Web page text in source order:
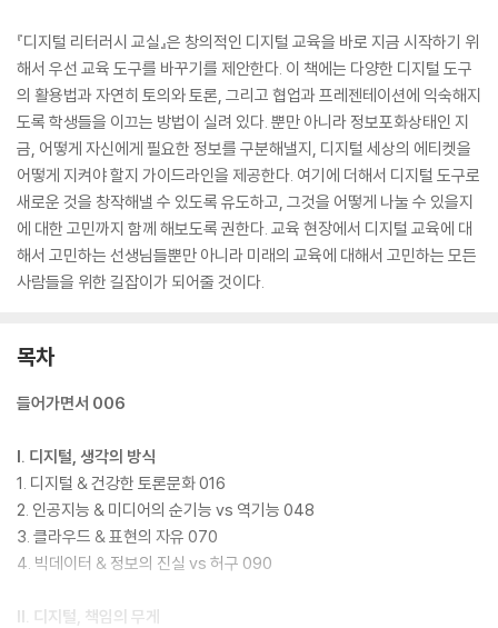
『디지털 리터러시 교실』은 창의적인 디지털 교육을 바로 지금 시작하기 위
해서 우선 교육 도구를 바꾸기를 제안한다. 이 책에는 다양한 디지털 도구
의 활용법과 자연히 토의와 토론, 그리고 협업과 프레젠테이션에 익숙해지
도록 학생들을 이끄는 방법이 실려 있다. 뿐만 아니라 정보포화상태인 지
금, 어떻게 자신에게 필요한 정보를 구분해낼지, 디지털 세상의 에티켓을
어떻게 지켜야 할지 가이드라인을 제공한다. 여기에 더해서 디지털 도구로
새로운 것을 창작해낼 수 있도록 유도하고, 그것을 어떻게 나눌 수 있을지
에 대한 고민까지 함께 해보도록 권한다. 교육 현장에서 디지털 교육에 대
해서 고민하는 선생님들뿐만 아니라 미래의 교육에 대해서 고민하는 모든
사람들을 위한 길잡이가 되어줄 것이다.
목차
들어가면서 006
I. 디지털, 생각의 방식
1. 디지털 & 건강한 토론문화 016
2. 인공지능 & 미디어의 순기능 vs 역기능 048
3. 클라우드 & 표현의 자유 070
4. 빅데이터 & 정보의 진실 vs 허구 090
II. 디지털, 책임의 무게